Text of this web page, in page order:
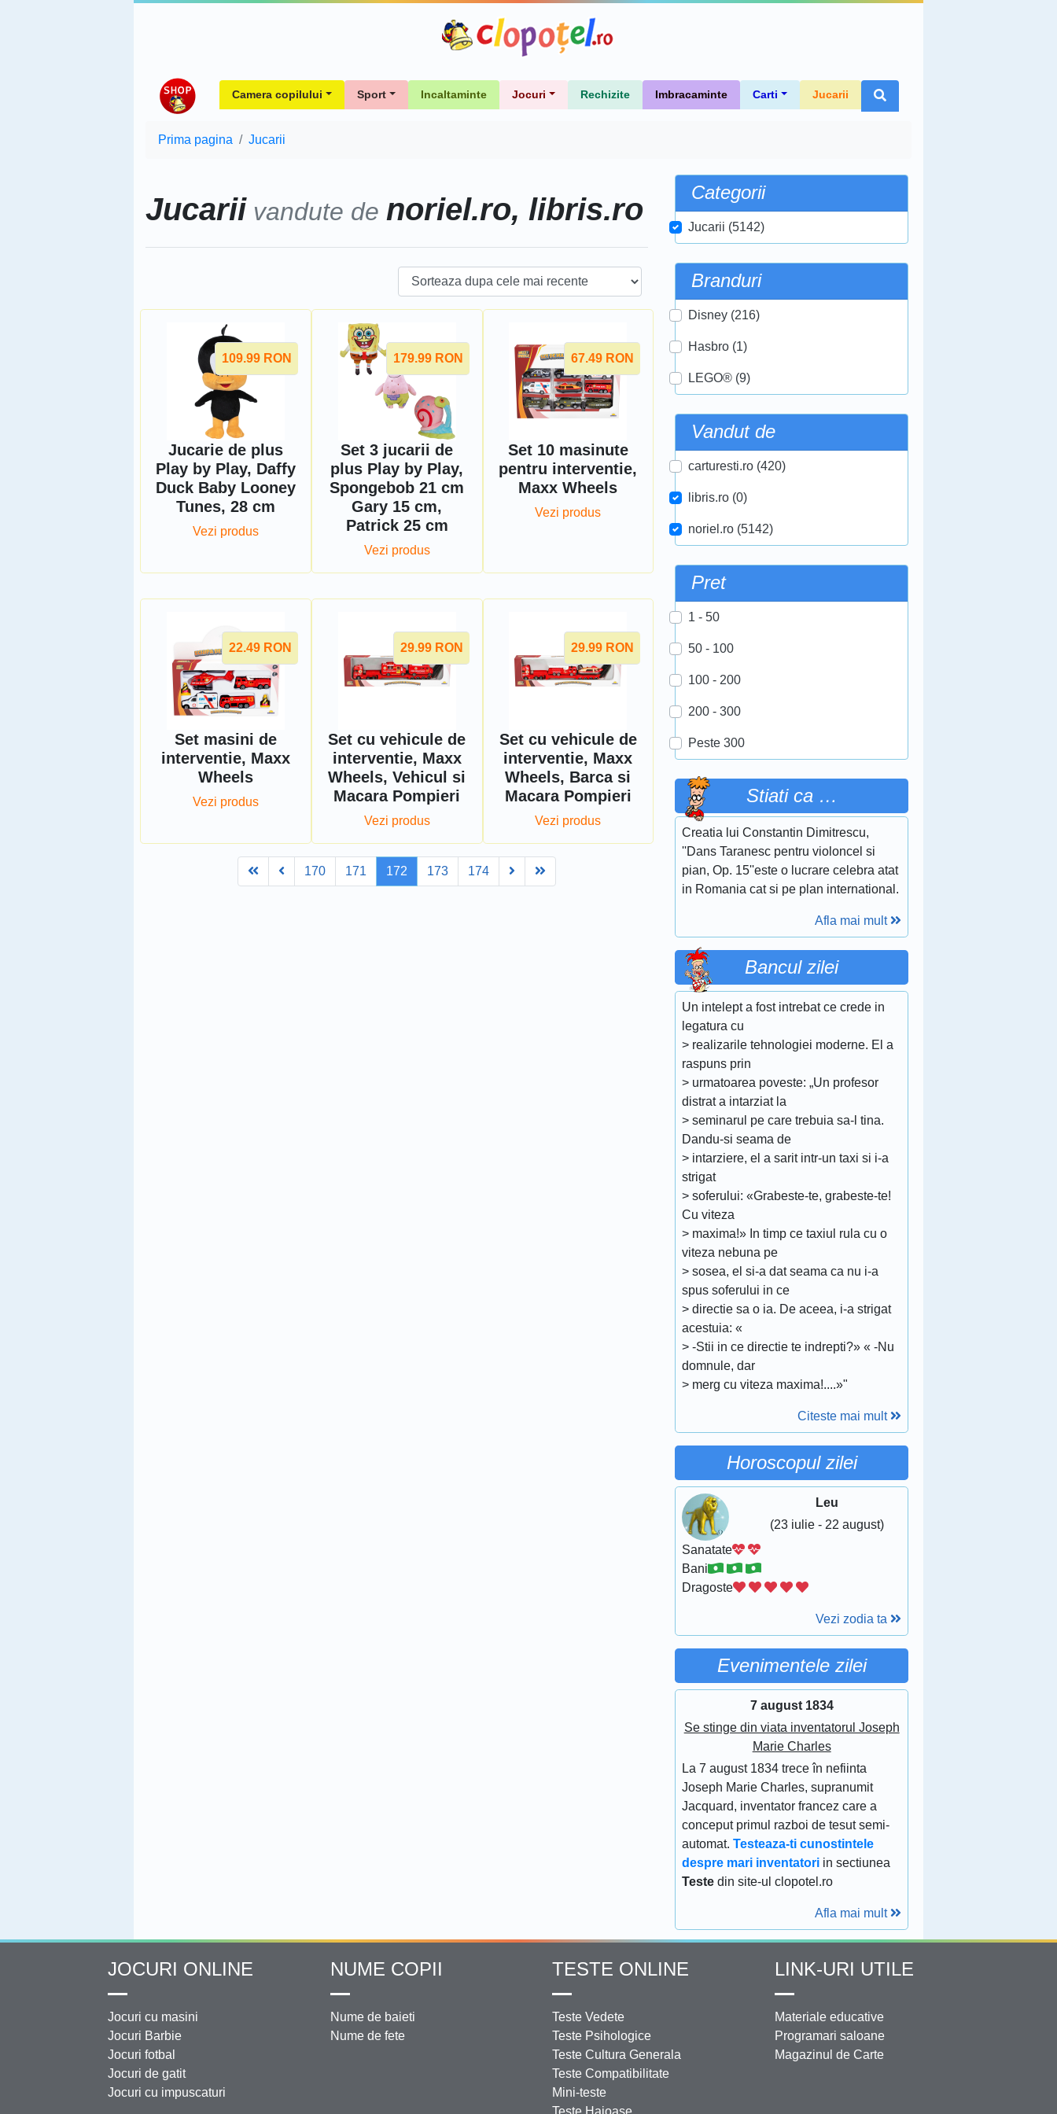
Camera copilului Sport Incaltaminte Jocuri Rechizite Imbracaminte Carti Jucarii
Prima pagina Jucarii
Jucarii vandute de noriel.ro, libris.ro
109.99 RON
Jucarie de plus
Play by Play, Daffy
Duck Baby Looney
Tunes, 28 cm
Vezi produs
179.99 RON
Set 3 jucarii de
plus Play by Play,
Spongebob 21 cm
Gary 15 cm,
Patrick 25 cm
Vezi produs
67.49 RON
Set 10 masinute
pentru interventie,
Maxx Wheels
Vezi produs
22.49 RON
Set masini de
interventie, Maxx
Wheels
Vezi produs
29.99 RON
Set cu vehicule de
interventie, Maxx
Wheels, Vehicul si
Macara Pompieri
Vezi produs
29.99 RON
Set cu vehicule de
interventie, Maxx
Wheels, Barca si
Macara Pompieri
Vezi produs
FirstPrev170 171 172 173 174 Next
Categorii
Jucarii (5142)
Branduri
Disney (216)
Hasbro (1)
LEGO® (9)
Vandut de
carturesti.ro (420)
libris.ro (0)
noriel.ro (5142)
Pret
1 - 50
50 - 100
100 - 200
200 - 300
Peste 300
Stiati ca …
Creatia lui Constantin Dimitrescu,
''Dans Taranesc pentru violoncel si
pian, Op. 15''este o lucrare celebra atat
in Romania cat si pe plan international.
Afla mai mult
Bancul zilei
Un intelept a fost intrebat ce crede in
legatura cu
> realizarile tehnologiei moderne. El a
raspuns prin
> urmatoarea poveste: „Un profesor
distrat a intarziat la
> seminarul pe care trebuia sa-l tina.
Dandu-si seama de
> intarziere, el a sarit intr-un taxi si i-a
strigat
> soferului: «Grabeste-te, grabeste-te!
Cu viteza
> maxima!» In timp ce taxiul rula cu o
viteza nebuna pe
> sosea, el si-a dat seama ca nu i-a
spus soferului in ce
> directie sa o ia. De aceea, i-a strigat
acestuia: «
> -Stii in ce directie te indrepti?» « -Nu
domnule, dar
> merg cu viteza maxima!....»"
Citeste mai mult
Horoscopul zilei
Leu
(23 iulie - 22 august)
Sanatate
Bani
Dragoste
Vezi zodia ta
Evenimentele zilei
7 august 1834
Se stinge din viata inventatorul Joseph
Marie Charles
La 7 august 1834 trece în nefiinta
Joseph Marie Charles, supranumit
Jacquard, inventator francez care a
conceput primul razboi de tesut semi-
automat.Testeaza-ti cunostintele
despre mari inventatori in sectiunea
Teste din site-ul clopotel.ro
Afla mai mult
JOCURI ONLINE
Jocuri cu masini
Jocuri Barbie
Jocuri fotbal
Jocuri de gatit
Jocuri cu impuscaturi
NUME COPII
Nume de baieti
Nume de fete
TESTE ONLINE
Teste Vedete
Teste Psihologice
Teste Cultura Generala
Teste Compatibilitate
Mini-teste
Teste Haioase
LINK-URI UTILE
Materiale educative
Programari saloane
Magazinul de Carte